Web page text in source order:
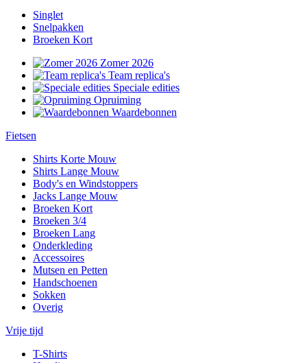
Singlet
Snelpakken
Broeken Kort
Zomer 2026
Team replica's
Speciale edities
Opruiming
Waardebonnen
Fietsen
Shirts Korte Mouw
Shirts Lange Mouw
Body's en Windstoppers
Jacks Lange Mouw
Broeken Kort
Broeken 3/4
Broeken Lang
Onderkleding
Accessoires
Mutsen en Petten
Handschoenen
Sokken
Overig
Vrije tijd
T-Shirts